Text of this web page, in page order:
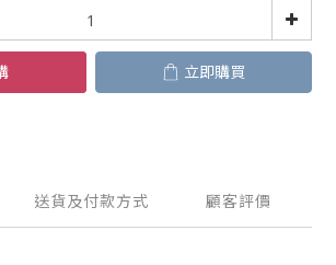
立即購買
送貨及付款方式 顧客評價